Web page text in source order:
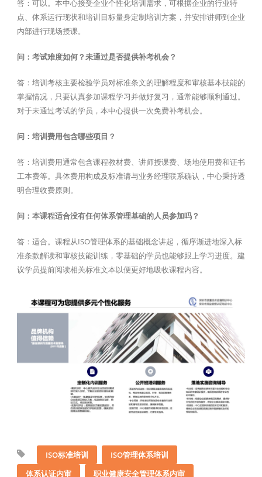
答：可以。本中心接受企业个性化培训需求，可根据企业的行业特
点、体系运行现状和培训目标量身定制培训方案，并安排讲师到企业
内部进行现场授课。
问：考试难度如何？未通过是否提供补考机会？
答：培训考核主要检验学员对标准条文的理解程度和审核基本技能的
掌握情况，只要认真参加课程学习并做好复习，通常能够顺利通过。
对于未通过考试的学员，本中心提供一次免费补考机会。
问：培训费用包含哪些项目？
答：培训费用通常包含课程教材费、讲师授课费、场地使用费和证书
工本费等。具体费用构成及标准请与业务经理联系确认，中心秉持透
明合理收费原则。
问：本课程适合没有任何体系管理基础的人员参加吗？
答：适合。课程从ISO管理体系的基础概念讲起，循序渐进地深入标
准条款解读和审核技能训练，零基础的学员也能够跟上学习进度。建
议学员提前阅读相关标准文本以便更好地吸收课程内容。
ISO标准培训
ISO管理体系培训
体系认证内审
职业健康安全管理体系内审